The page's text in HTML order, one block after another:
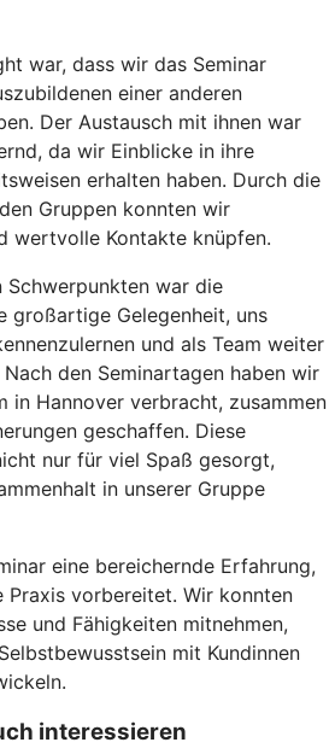
war, dass wir das Seminar
einer anderen
Der Austausch mit ihnen war
da wir Einblicke in ihre
erhalten haben. Durch die
Gruppen konnten wir
wertvolle Kontakte knüpfen.
Schwerpunkten war die
großartige Gelegenheit, uns
und als Team weiter
den Seminartagen haben wir
in Hannover verbracht, zusammen
geschaffen. Diese
nur für viel Spaß gesorgt,
in unserer Gruppe
eine bereichernde Erfahrung,
vorbereitet. Wir konnten
und Fähigkeiten mitnehmen,
mit Kundinnen
interessieren